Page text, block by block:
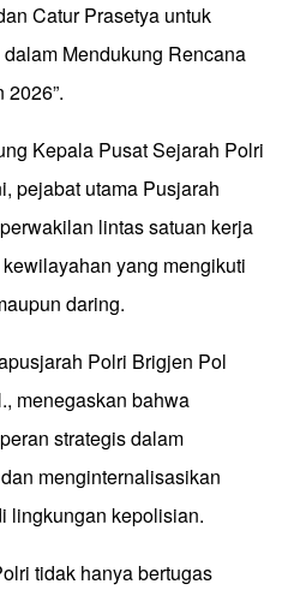
Catur Prasetya untuk
Mendukung Rencana
Kepala Pusat Sejarah Polri
pejabat utama Pusjarah
lintas satuan kerja
yang mengikuti
daring.
Polri Brigjen Pol
menegaskan bahwa
strategis dalam
menginternalisasikan
lingkungan kepolisian.
tidak hanya bertugas